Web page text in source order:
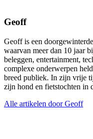
Geoff
Geoff is een
waarvan meer dan 10 jaar
beleggen, entertainment,
complexe onderwerpen
breed publiek. In zijn vrije
zijn hond en fietstochten in
Alle artikelen door Geoff